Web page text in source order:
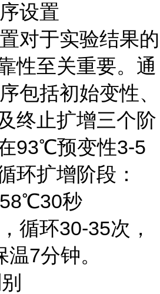
设置
对于实验结果的
性至关重要。通
包括初始变性、
终止扩增三个阶
93℃预变性3-5
环扩增阶段：
秒
循环30-35次，
7分钟。